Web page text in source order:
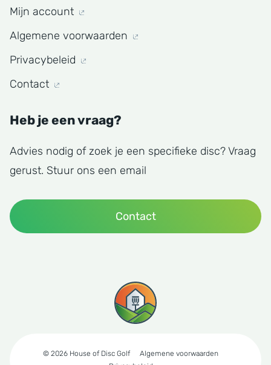
Mijn account
Algemene voorwaarden
Privacybeleid
Contact
Heb je een vraag?
Advies nodig of zoek je een specifieke disc? Vraag
gerust. Stuur ons een email
Contact
© 2026 House of Disc Golf
Algemene voorwaarden